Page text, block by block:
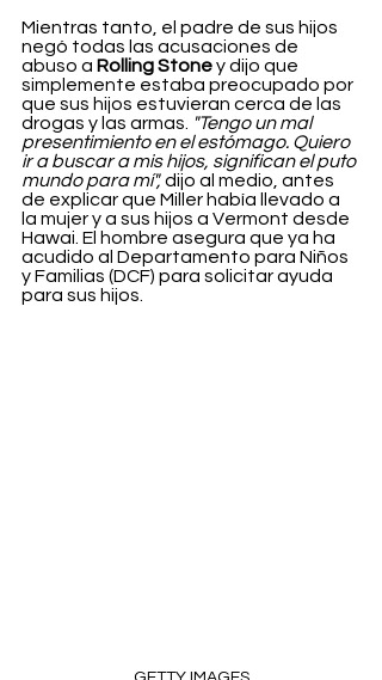
Mientras tanto, el padre de sus hijos
negó todas las acusaciones de
abuso a Rolling Stone y dijo que
simplemente estaba preocupado por
que sus hijos estuvieran cerca de las
drogas y las armas.
"Tengo un mal
presentimiento en el estómago. Quiero
ir a buscar a mis hijos, significan el puto
mundo para mí", dijo al medio, antes
de explicar que Miller había llevado a
la mujer y a sus hijos a Vermont desde
Hawai. El hombre asegura que ya ha
acudido al Departamento para Niños
y Familias (DCF) para solicitar ayuda
para sus hijos.